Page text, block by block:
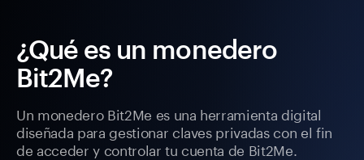
¿Qué es un monedero
Bit2Me?
Un monedero Bit2Me es una herramienta digital
diseñada para gestionar claves privadas con el fin
de acceder y controlar tu cuenta de Bit2Me.